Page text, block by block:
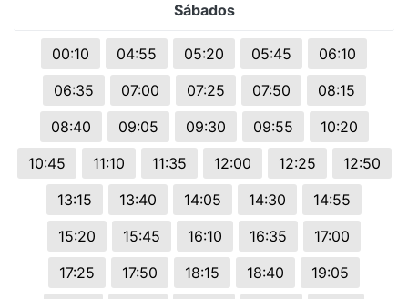
Sábados
00:10 04:55 05:20 05:45
06:10
06:35
07:00 07:25 07:50
08:15
08:40
09:05 09:30 09:55
10:20
10:45
11:10 11:35 12:00 12:25
12:50
13:15
13:40 14:05 14:30
14:55
15:20
15:45 16:10 16:35
17:00
17:25
17:50 18:15 18:40
19:05